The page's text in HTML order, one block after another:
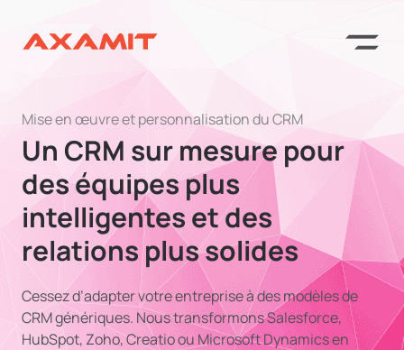
Mise en œuvre et personnalisation du CRM
Un CRM sur mesure pour
des équipes plus
intelligentes et des
relations plus solides
Cessez d’adapter votre entreprise à des modèles de
CRM génériques. Nous transformons Salesforce,
HubSpot, Zoho, Creatio ou Microsoft Dynamics en